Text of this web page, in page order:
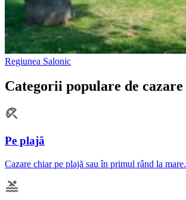
Regiunea Salonic
Categorii populare de cazare
Pe plajă
Cazare chiar pe plajă sau în primul rând la mare.